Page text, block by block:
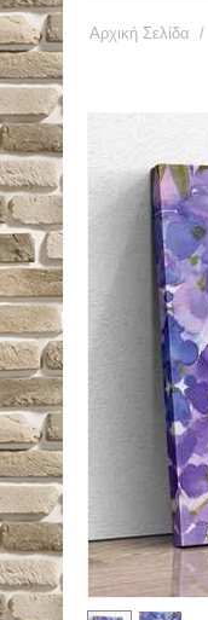
Αρχική Σελίδα /